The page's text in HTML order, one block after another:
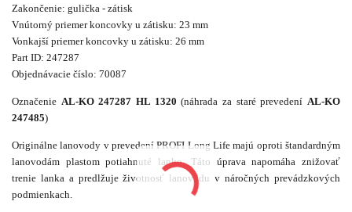
Zakončenie: gulička - zátisk
Vnútorný priemer koncovky u zátisku: 23 mm
Vonkajší priemer koncovky u zátisku: 26 mm
Part ID: 247287
Objednávacie číslo: 70087
Označenie AL-KO 247287 HL 1320 (náhrada za staré prevedení AL-KO
247485)
Originálne lanovody v prevedení PROFI Long Life majú oproti štandardným
lanovodám plastom potiahnuté lanko. Táto úprava napomáha znižovať
trenie lanka a predlžuje životnosť lanovodu v náročných prevádzkových
podmienkach.